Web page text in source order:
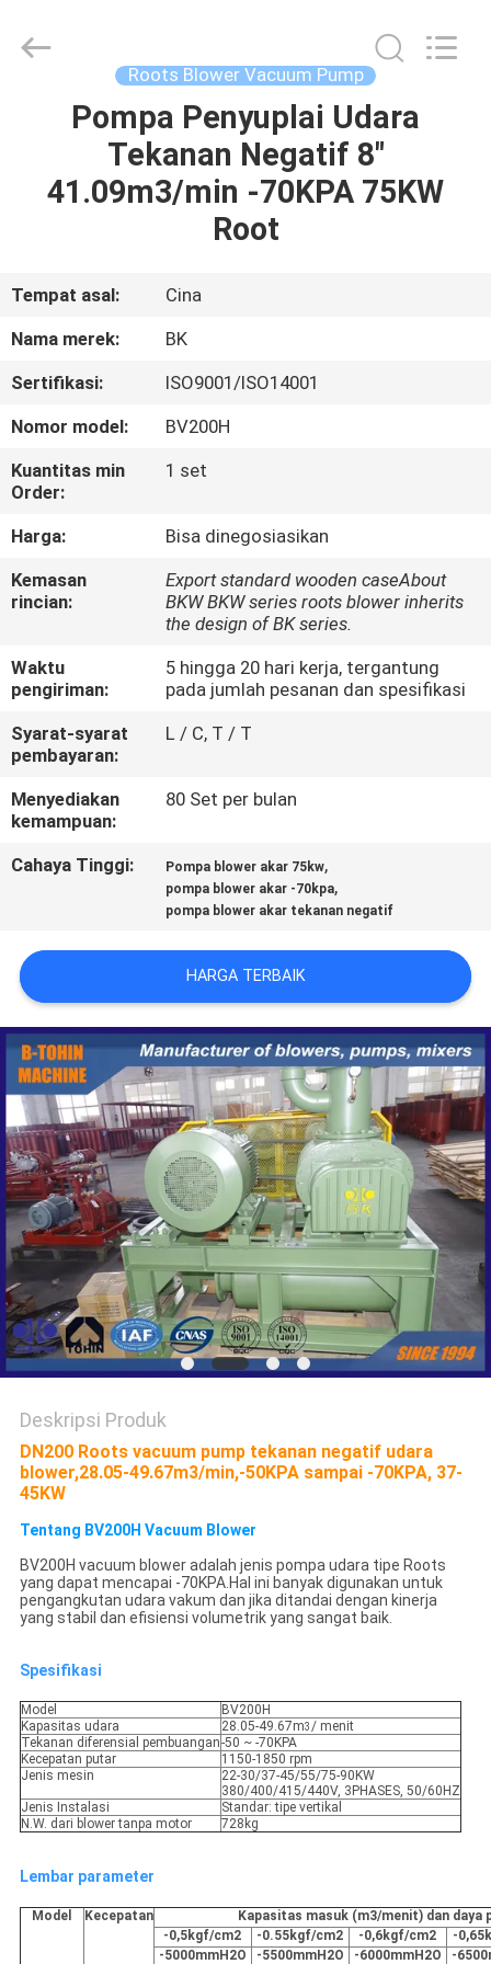
RUMAH
PRODUK
TENTANG
TUR
PABRIK
KONTROL
KUALITAS
KAMI
PERMINTAAN
PENAWARAN
COMPANY
SITEMAP
PRIVACY
POLICY
(Jiangsu)
Roots Blower Vacuum Pump
Pompa Penyuplai Udara
Tekanan Negatif 8"
41.09m3/min -70KPA 75KW
Root
Tempat asal:
Cina
Nama merek:
BK
Sertifikasi:
ISO9001/ISO14001
Nomor model:
BV200H
Kuantitas min
Order:
1 set
Harga:
Bisa dinegosiasikan
Kemasan
rincian:
Export standard wooden caseAbout
BKW BKW series roots blower inherits
the design of BK series.
Waktu
pengiriman:
5 hingga 20 hari kerja, tergantung
pada jumlah pesanan dan spesifikasi
Syarat-syarat
pembayaran:
L / C, T / T
Menyediakan
kemampuan:
80 Set per bulan
Cahaya Tinggi: Pompa blower akar 75kw,
pompa blower akar -70kpa,
pompa blower akar tekanan negatif
HARGA TERBAIK
Deskripsi Produk
DN200 Roots vacuum pump tekanan negatif udara
blower,28.05-49.67m3/min,-50KPA sampai -70KPA, 37-
45KW
Tentang BV200H Vacuum Blower
BV200H vacuum blower adalah jenis pompa udara tipe Roots
yang dapat mencapai -70KPA.Hal ini banyak digunakan untuk
pengangkutan udara vakum dan jika ditandai dengan kinerja
yang stabil dan efisiensi volumetrik yang sangat baik.
Spesifikasi
Model
BV200H
Kapasitas udara
28.05-49.67m3/ menit
Tekanan diferensial pembuangan-50 ~ -70KPA
Kecepatan putar
1150-1850 rpm
Jenis mesin
22-30/37-45/55/75-90KW
380/400/415/440V, 3PHASES, 50/60HZ
Jenis Instalasi
Standar: tipe vertikal
N.W. dari blower tanpa motor
728kg
Lembar parameter
Model Kecepatan
Kapasitas masuk (m3/menit) dan daya
-0,5kgf/cm2
-0.55kgf/cm2 -0,6kgf/cm2
-
-5000mmH2O
-5500mmH2O -6000mmH2O
-